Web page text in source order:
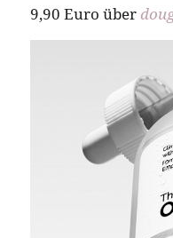
9,90 Euro über